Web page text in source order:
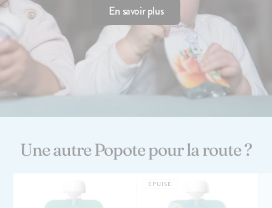
En savoir plus
Une autre Popote pour la route ?
ÉPUISÉ